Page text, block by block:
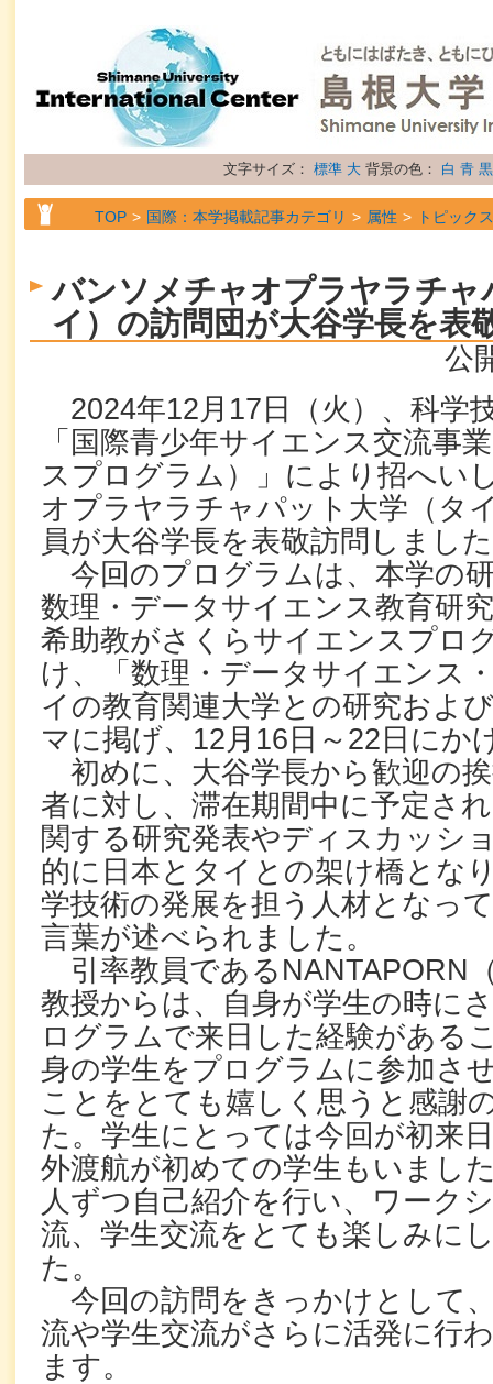
文字サイズ： 標準 大 背景の色： 白 青 黒
TOP 国際：本学掲載記事カテゴリ 属性 トピックス
バンソメチャオプラヤラチャ
イ）の訪問団が大谷学長を表
公
2024年12月17日（火）、科学
「国際青少年サイエンス交流事
スプログラム）」により招へい
オプラヤラチャパット大学（タ
員が大谷学長を表敬訪問しまし
今回のプログラムは、本学の
数理・データサイエンス教育研
希助教がさくらサイエンスプロ
け、「数理・データサイエンス
イの教育関連大学との研究およ
マに掲げ、12月16日～22日にか
初めに、大谷学長から歓迎の
者に対し、滞在期間中に予定さ
関する研究発表やディスカッシ
的に日本とタイとの架け橋とな
学技術の発展を担う人材となっ
言葉が述べられました。
引率教員であるNANTAPORN
教授からは、自身が学生の時に
ログラムで来日した経験がある
身の学生をプログラムに参加さ
ことをとても嬉しく思うと感謝
た。学生にとっては今回が初来
外渡航が初めての学生もいまし
人ずつ自己紹介を行い、ワーク
流、学生交流をとても楽しみに
た。
今回の訪問をきっかけとして
流や学生交流がさらに活発に行
ます。